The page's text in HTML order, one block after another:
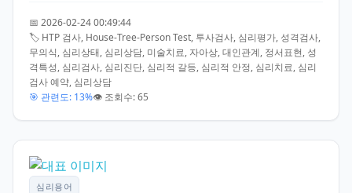
📅 2026-02-24 00:49:44
🏷️ HTP 검사, House-Tree-Person Test, 투사검사, 심리평가, 성격검사,
무의식, 심리상태, 심리상담, 미술치료, 자아상, 대인관계, 정서표현, 성
격특성, 심리검사, 심리진단, 심리적 갈등, 심리적 안정, 심리치료, 심리
검사 예약, 심리상담
🎯 관련도: 13%👁️ 조회수: 65
심리용어